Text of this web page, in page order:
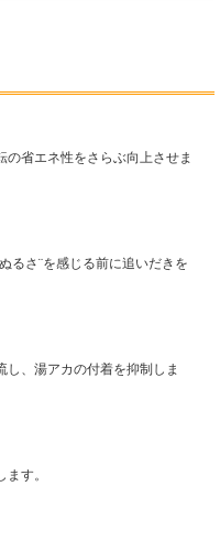
省エネ性をさらぶ向上させま
るさ¨を感じる前に追いだきを
、湯アカの付着を抑制しま
す。